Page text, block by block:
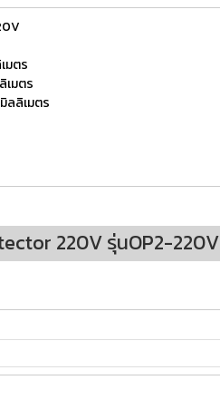
ตร
ตร
มตร
220V รุ่นOP2-220V